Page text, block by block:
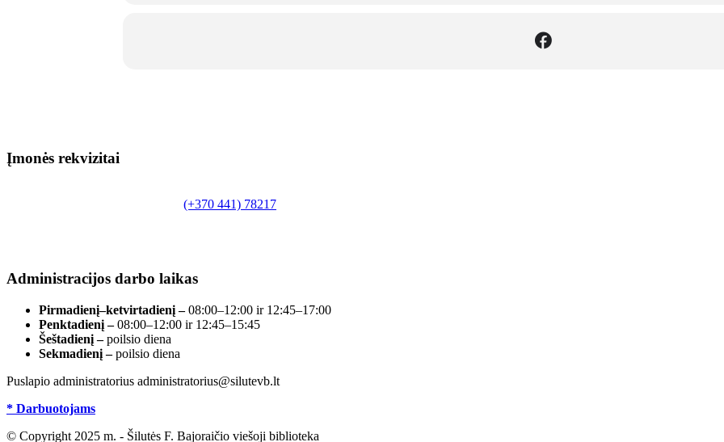
Įmonės rekvizitai
(+370 441) 78217
Administracijos darbo laikas
Pirmadienį–ketvirtadienį –08:00–12:00 ir 12:45–17:00
Penktadienį –08:00–12:00 ir 12:45–15:45
Šeštadienį –poilsio diena
Sekmadienį –poilsio diena
Puslapio administratorius administratorius@silutevb.lt
* Darbuotojams
© Copyright 2025 m. - Šilutės F. Bajoraičio viešoji biblioteka